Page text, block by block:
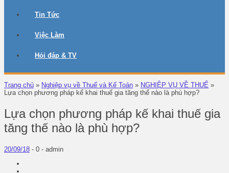
Tin Tức
Việc Làm
Hỏi đáp & TV
Trang chủ » Nghiệp vụ về Thuế và Kế Toán » NGHIỆP VỤ VỀ THUẾ »
Lựa chọn phương pháp kế khai thuế gia tăng thế nào là phù hợp?
Lựa chọn phương pháp kế khai thuế gia
tăng thế nào là phù hợp?
20/09/18 - 0 - admin